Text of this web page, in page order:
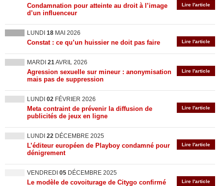
Lire l'article
Condamnation pour atteinte au droit à l’image
d’un influenceur
LUNDI 18 MAI 2026
Lire l'article
Constat : ce qu’un huissier ne doit pas faire
MARDI 21AVRIL 2026
Lire l'article
Agression sexuelle sur mineur : anonymisation
mais pas de suppression
LUNDI 02 FÉVRIER 2026
Lire l'article
Meta contraint de prévenir la diffusion de
publicités de jeux en ligne
LUNDI 22 DÉCEMBRE 2025
Lire l'article
L’éditeur européen de Playboy condamné pour
dénigrement
VENDREDI 05 DÉCEMBRE 2025
Lire l'article
Le modèle de covoiturage de Citygo confirmé